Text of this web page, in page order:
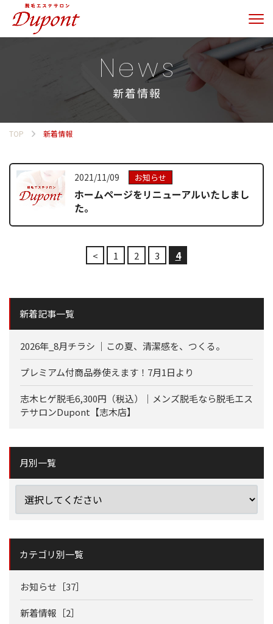
News
新着情報
TOP 新着情報
2021/11/09 お知らせ
ホームページをリニューアルいたしまし
た。
< 1 2 3 4
新着記事一覧
2026年_8月チラシ ｜この夏、清潔感を、つくる。
プレミアム付商品券使えます！7月1日より
志木ヒゲ脱毛6,300円（税込）｜メンズ脱毛なら脱毛エス
テサロンDupont【志木店】
月別一覧
カテゴリ別一覧
お知らせ［37］
新着情報［2］